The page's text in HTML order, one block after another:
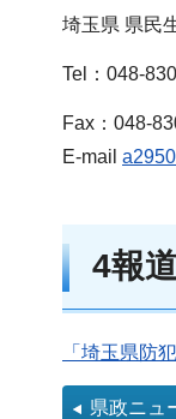
埼玉県 県民
Tel：048-
Fax：048-
E-mail
4報
「埼玉県防
県政ニュ